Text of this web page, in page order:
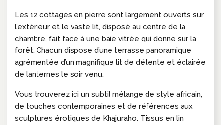
Les 12 cottages en pierre sont largement ouverts sur
l’extérieur et le vaste lit, disposé au centre de la
chambre, fait face à une baie vitrée qui donne sur la
forêt. Chacun dispose d’une terrasse panoramique
agrémentée d’un magnifique lit de détente et éclairée
de lanternes le soir venu.
Vous trouverez ici un subtil mélange de style africain,
de touches contemporaines et de références aux
sculptures érotiques de Khajuraho. Tissus en lin